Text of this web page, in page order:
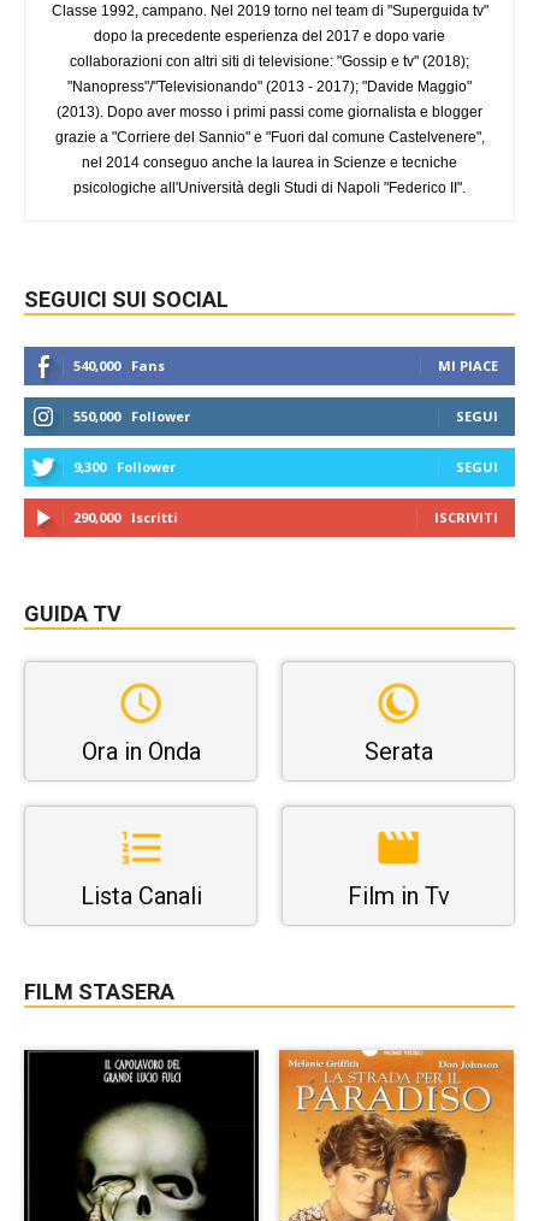
Classe 1992, campano. Nel 2019 torno nel team di "Superguida tv"
dopo la precedente esperienza del 2017 e dopo varie
collaborazioni con altri siti di televisione: "Gossip e tv" (2018);
"Nanopress"/"Televisionando" (2013 - 2017); "Davide Maggio"
(2013). Dopo aver mosso i primi passi come giornalista e blogger
grazie a "Corriere del Sannio" e "Fuori dal comune Castelvenere",
nel 2014 conseguo anche la laurea in Scienze e tecniche
psicologiche all'Università degli Studi di Napoli "Federico II".
SEGUICI SUI SOCIAL
540,000 Fans MI PIACE
550,000 Follower SEGUI
9,300 Follower SEGUI
290,000 Iscritti ISCRIVITI
GUIDA TV
Ora in Onda Serata
Lista Canali Film in Tv
FILM STASERA